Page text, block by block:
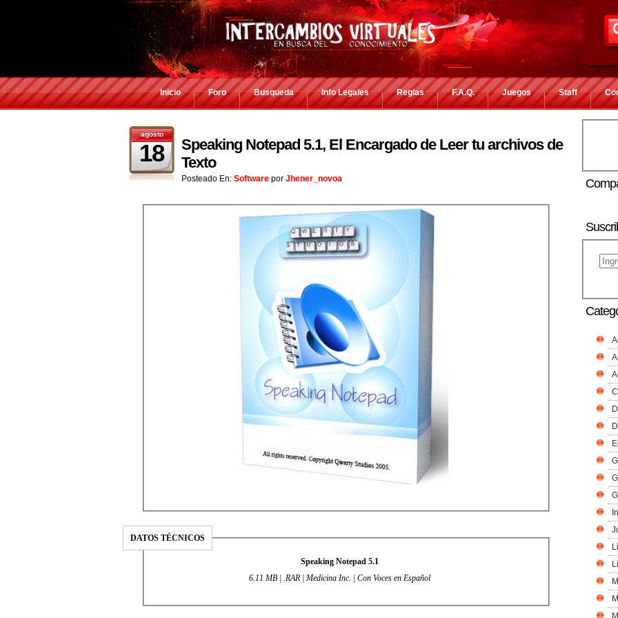
Inicio Foro Busqueda Info Legales Reglas F.A.Q. Juegos Staff
agosto
18
Speaking Notepad 5.1, El Encargado de Leer tu archivos de
Texto
Posteado En: Software por Jhener_novoa
DATOS TÉCNICOS
Speaking Notepad 5.1
6.11 MB | .RAR | Medicina Inc. | Con Voces en Español